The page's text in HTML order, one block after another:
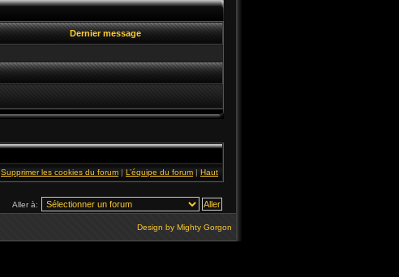
Dernier message
Supprimer les cookies du forum | L’équipe du forum | Haut
Aller à:
Design by Mighty Gorgon